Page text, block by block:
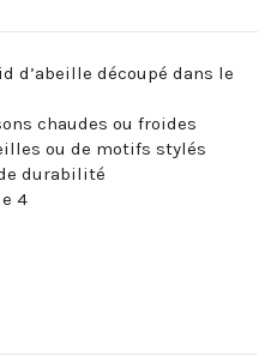
d’abeille découpé dans le
chaudes ou froides
ou de motifs stylés
durabilité
4